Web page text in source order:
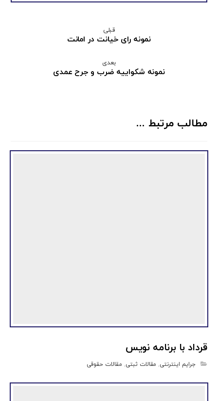
قبلی
نمونه رای خیانت در امانت
بعدی
نمونه شکواییه ضرب و جرح عمدی
مطالب مرتبط ...
قرداد با برنامه نویس
جرایم اینترنتی, مقالات ثبتی, مقالات حقوقی